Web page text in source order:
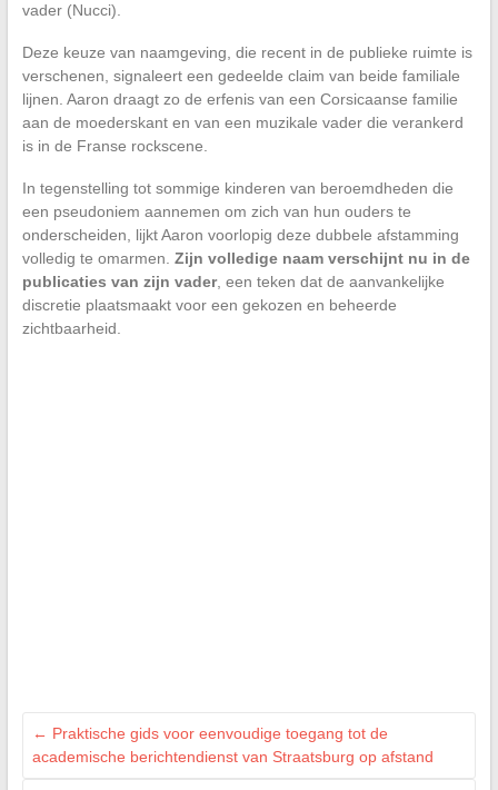
vader (Nucci).
Deze keuze van naamgeving, die recent in de publieke ruimte is
verschenen, signaleert een gedeelde claim van beide familiale
lijnen. Aaron draagt zo de erfenis van een Corsicaanse familie
aan de moederskant en van een muzikale vader die verankerd
is in de Franse rockscene.
In tegenstelling tot sommige kinderen van beroemdheden die
een pseudoniem aannemen om zich van hun ouders te
onderscheiden, lijkt Aaron voorlopig deze dubbele afstamming
volledig te omarmen. Zijn volledige naam verschijnt nu in de
publicaties van zijn vader, een teken dat de aanvankelijke
discretie plaatsmaakt voor een gekozen en beheerde
zichtbaarheid.
← Praktische gids voor eenvoudige toegang tot de
academische berichtendienst van Straatsburg op afstand